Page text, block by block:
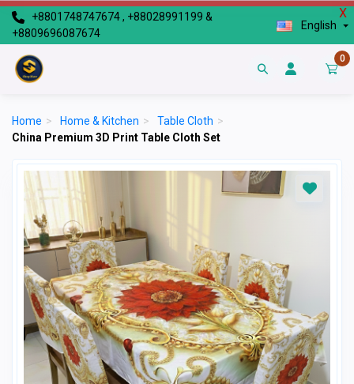
X
+8801748747674 , +88028991199 &
+8809696087674
English
0
Home > Home & Kitchen > Table Cloth >
China Premium 3D Print Table Cloth Set